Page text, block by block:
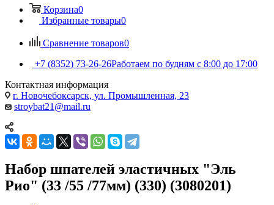
Корзина0
Избранные товары0
Сравнение товаров0
+7 (8352) 73-26-26Работаем по будням с 8:00 до 17:00
Контактная информация
г. Новочебоксарск, ул. Промышленная, 23
stroybat21@mail.ru
Набор шпателей эластичных "Эль
Рио" (33 /55 /77мм) (330) (3080201)